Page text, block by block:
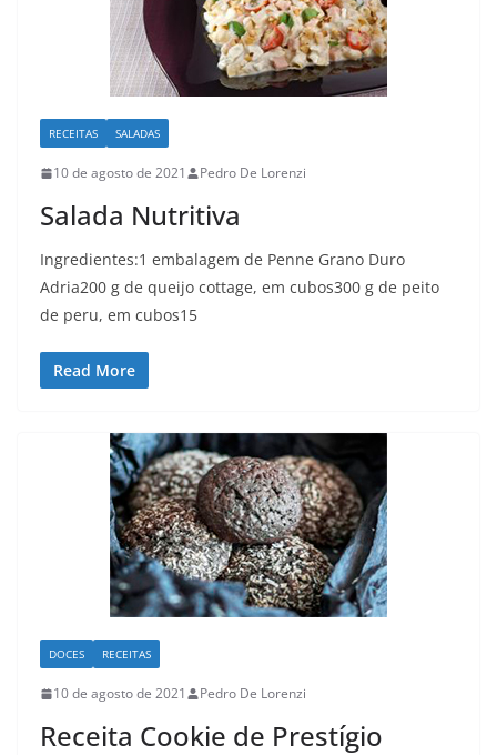
RECEITAS SALADAS
10 de agosto de 2021 Pedro De Lorenzi
Salada Nutritiva
Ingredientes:1 embalagem de Penne Grano Duro
Adria200 g de queijo cottage, em cubos300 g de peito
de peru, em cubos15
Read More
DOCES RECEITAS
10 de agosto de 2021 Pedro De Lorenzi
Receita Cookie de Prestígio